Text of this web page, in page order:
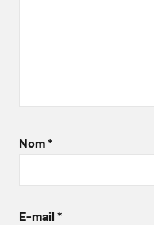
Nom*
E-mail *